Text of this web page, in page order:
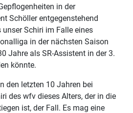
in der
Schöller entgegenstehend
Schiri im Falle eines
in der nächsten Saison
Jahre als SR-Assistent in der 3.
könnte.
den letzten 10 Jahren bei
des wfv dieses Alters, der in die
ist, der Fall. Es mag eine